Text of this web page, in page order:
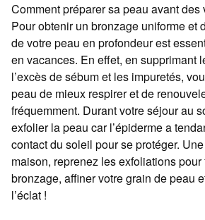
Comment préparer sa peau avant
Pour obtenir un bronzage uniforme et
de votre peau en profondeur est
en vacances. En effet, en supprimant
l’excès de sébum et les impuretés,
peau de mieux respirer et de
fréquemment. Durant votre séjour au
exfolier la peau car l’épiderme a
contact du soleil pour se protéger.
maison, reprenez les exfoliations
bronzage, affiner votre grain de peau
l’éclat !